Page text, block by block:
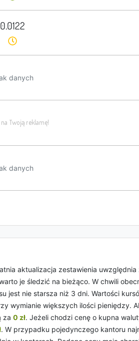
0.0122
danych
danych
aktualizacja zestawienia uwzględnia
je śledzić na bieżąco. W chwili
jest nie starsza niż 3 dni. Wartości
wymianie większych ilości pieniędzy.
za 0 zł. Jeżeli chodzi cenę o kupna
. W przypadku pojedynczego kantoru